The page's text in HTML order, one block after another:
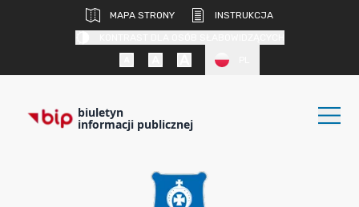
MAPA STRONY
INSTRUKCJA
biuletyn
informacji publicznej